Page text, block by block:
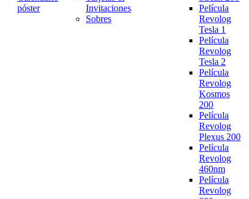
póster
Invitaciones
Sobres
Película
Revolog
Tesla 1
Película
Revolog
Tesla 2
Película
Revolog
Kosmos
200
Película
Revolog
Plexus 200
Película
Revolog
460nm
Película
Revolog